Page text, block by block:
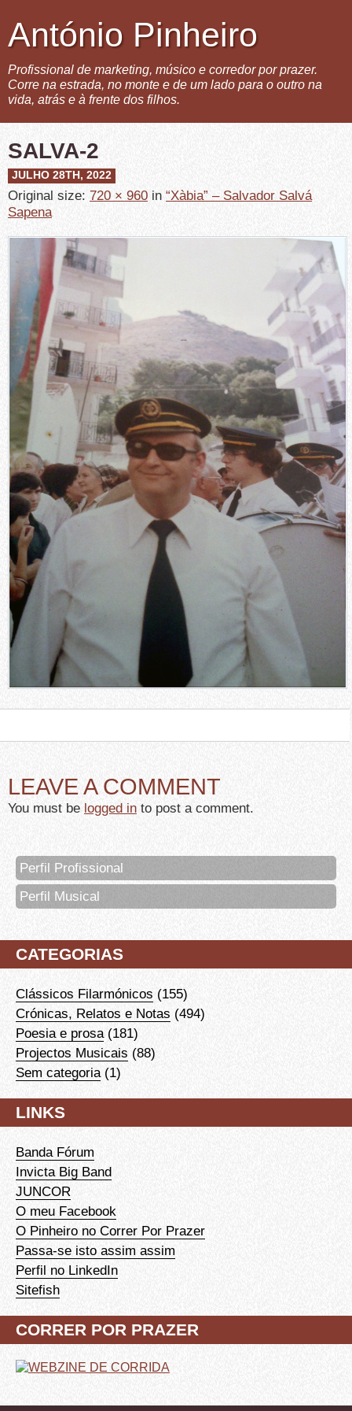
António Pinheiro
Profissional de marketing, músico e corredor por prazer.
Corre na estrada, no monte e de um lado para o outro na
vida, atrás e à frente dos filhos.
SALVA-2
JULHO 28TH, 2022
Original size: 720 × 960 in “Xàbia” – Salvador Salvá
Sapena
LEAVE A COMMENT
You must be logged in to post a comment.
Perfil Profissional
Perfil Musical
CATEGORIAS
Clássicos Filarmónicos (155)
Crónicas, Relatos e Notas (494)
Poesia e prosa (181)
Projectos Musicais (88)
Sem categoria (1)
LINKS
Banda Fórum
Invicta Big Band
JUNCOR
O meu Facebook
O Pinheiro no Correr Por Prazer
Passa-se isto assim assim
Perfil no LinkedIn
Sitefish
CORRER POR PRAZER